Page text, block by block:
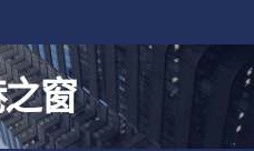
窗